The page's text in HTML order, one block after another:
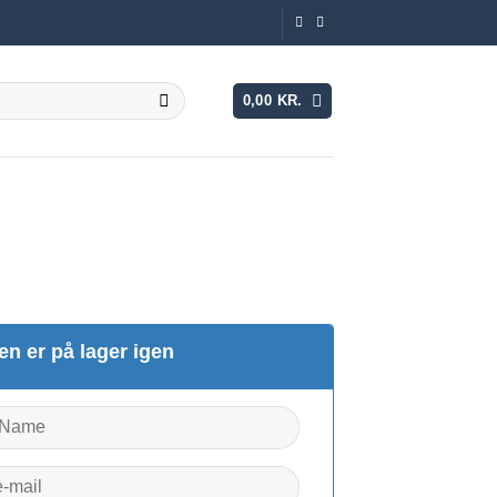
0,00 KR.
er på lager igen